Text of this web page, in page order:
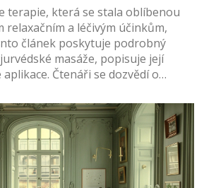
terapie, která se stala oblíbenou
relaxačním a léčivým účinkům,
článek poskytuje podrobný
masáže, popisuje její
Čtenáři se dozvědí o
zlepšit jejich celkové